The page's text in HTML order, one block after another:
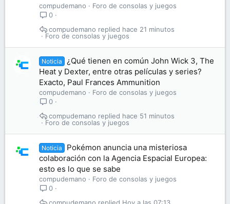
compudemano
Foro de consolas y juegos
0
Foro de consolas y juegos
hace 21 minutos
compudemano
Noticia
¿Qué tienen en común John Wick 3, The
Heat y Dexter, entre otras películas y series?
Exacto, Paul Frances Ammunition
compudemano
Foro de consolas y juegos
0
Foro de consolas y juegos
hace 51 minutos
compudemano
Noticia
Pokémon anuncia una misteriosa
colaboración con la Agencia Espacial Europea:
esto es lo que se sabe
compudemano
Foro de consolas y juegos
0